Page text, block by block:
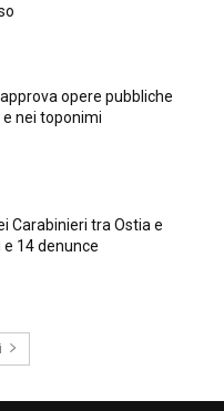
opere pubbliche
e nei toponimi
Carabinieri tra Ostia e
14 denunce